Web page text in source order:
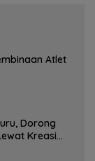
Atlet
Dorong
Kreasi